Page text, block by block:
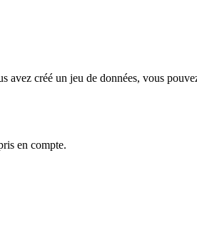
avez créé un jeu de données, vous
en compte.